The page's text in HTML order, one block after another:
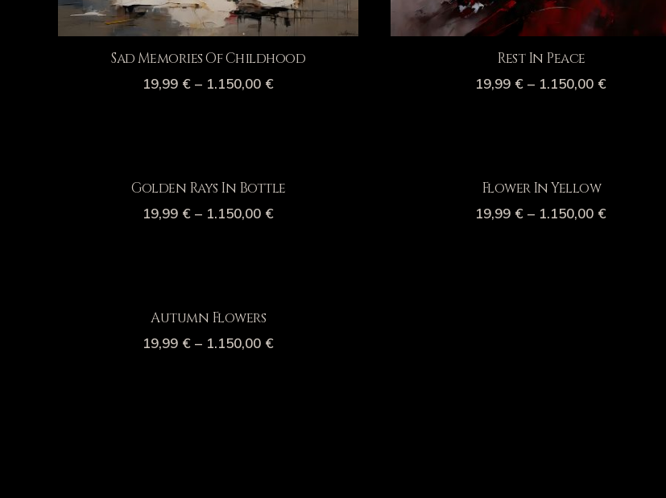
Sad Memories Of Childhood
19,99 € – 1.150,00 €
Rest In Peace
19,99 € – 1.150,00 €
Golden Rays In Bottle
19,99 € – 1.150,00 €
Flower In Yellow
19,99 € – 1.150,00 €
Autumn Flowers
19,99 € – 1.150,00 €